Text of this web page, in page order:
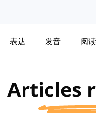
表达 发音 阅读
Articles